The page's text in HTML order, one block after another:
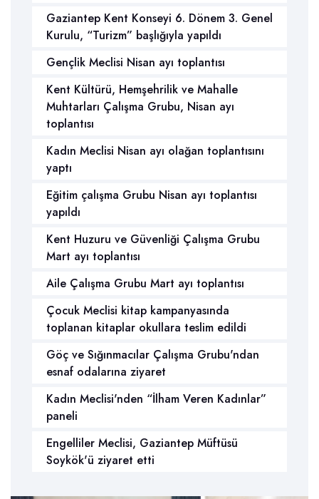
Gaziantep Kent Konseyi 6. Dönem 3. Genel
Kurulu, “Turizm” başlığıyla yapıldı
Gençlik Meclisi Nisan ayı toplantısı
Kent Kültürü, Hemşehrilik ve Mahalle
Muhtarları Çalışma Grubu, Nisan ayı
toplantısı
Kadın Meclisi Nisan ayı olağan toplantısını
yaptı
Eğitim çalışma Grubu Nisan ayı toplantısı
yapıldı
Kent Huzuru ve Güvenliği Çalışma Grubu
Mart ayı toplantısı
Aile Çalışma Grubu Mart ayı toplantısı
Çocuk Meclisi kitap kampanyasında
toplanan kitaplar okullara teslim edildi
Göç ve Sığınmacılar Çalışma Grubu'ndan
esnaf odalarına ziyaret
Kadın Meclisi'nden “İlham Veren Kadınlar”
paneli
Engelliler Meclisi, Gaziantep Müftüsü
Soykök'ü ziyaret etti